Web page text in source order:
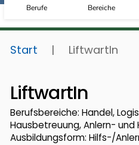
Berufe Bereiche
Start | LiftwartIn
LiftwartIn
Berufsbereiche: Handel,
Hausbetreuung, Anlern- und
Ausbildungsform: Hilfs-/